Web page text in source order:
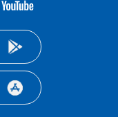
youtube-